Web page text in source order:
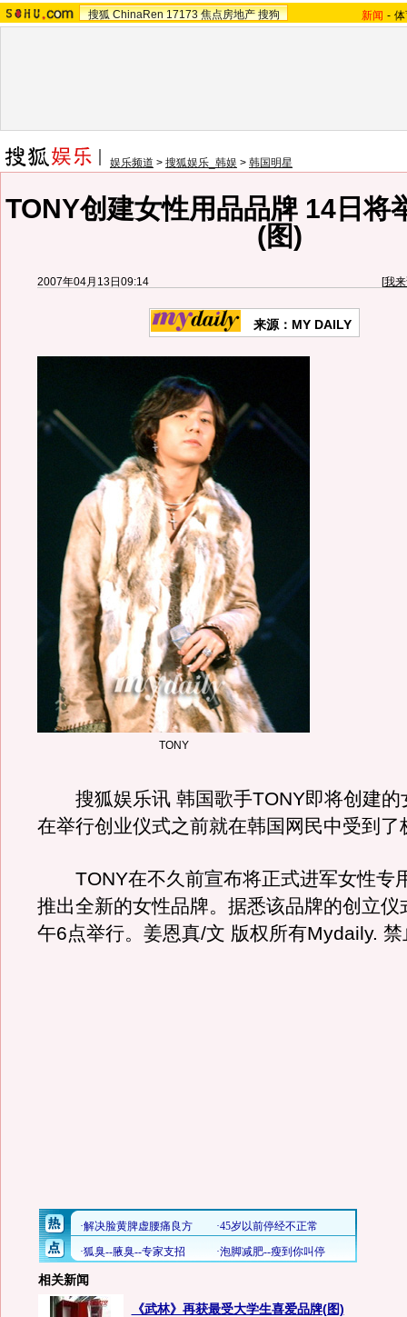
搜狐 ChinaRen 17173 焦点房地产 搜狗 新闻 -
娱乐频道 > 搜狐娱乐_韩娱 > 韩国明星
TONY创建女性用品品牌 14日将
(图)
2007年04月13日09:14 [我
来源：MY DAILY
TONY
搜狐娱乐讯 韩国歌手TONY即将创建的
在举行创业仪式之前就在韩国网民中受到了
TONY在不久前宣布将正式进军女性专
推出全新的女性品牌。据悉该品牌的创立仪
午6点举行。姜恩真/文 版权所有Mydaily.
相关新闻
《武林》再获最受大学生喜爱品牌(图)